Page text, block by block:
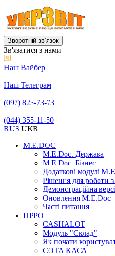
Зворотній звʼязок
Зв'язатися з нами
Наш Вайбер
Наш Телеграм
(097) 823-73-73
(044) 355-11-50
RUS UKR
M.E.DOC
M.E.Doc. Держава
M.E.Doc. Бізнес
Додаткові модулі
Рішення для роботи
Демонстраційна
Оновлення M.E.Doc
Часті питання
ПРРО
CASHALOT
Модуль "Склад"
Як почати
СОТА КАСА